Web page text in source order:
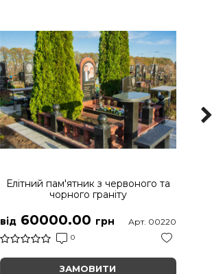
Елітний пам'ятник з червоного та
чорного граніту
від60000.00 грн
0
Арт. 00220
ЗАМОВИТИ